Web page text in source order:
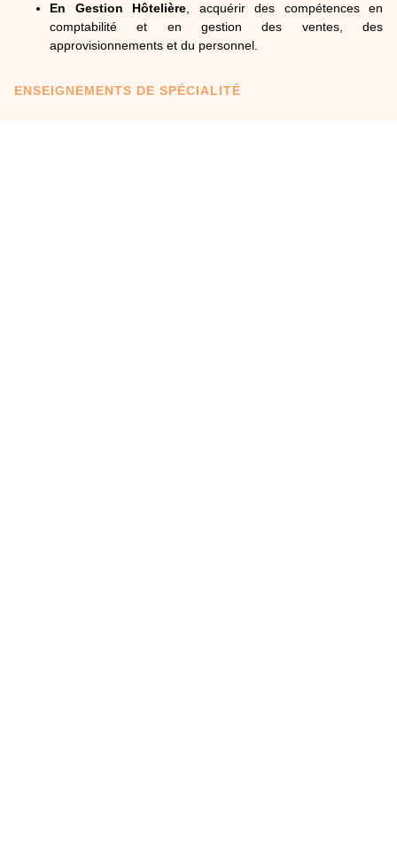
En Gestion Hôtelière, acquérir des compétences en
comptabilité et en gestion des ventes, des
approvisionnements et du personnel.
ENSEIGNEMENTS DE SPÉCIALITÉ